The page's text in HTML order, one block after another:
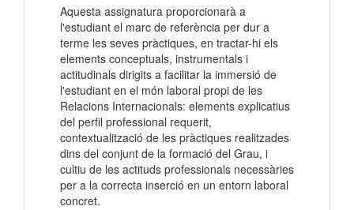
Aquesta assignatura proporcionarà a
l'estudiant el marc de referència per dur a
terme les seves pràctiques, en tractar-hi els
elements conceptuals, instrumentals i
actitudinals dirigits a facilitar la immersió de
l'estudiant en el món laboral propi de les
Relacions Internacionals: elements explicatius
del perfil professional requerit,
contextualització de les pràctiques realitzades
dins del conjunt de la formació del Grau, i
cultiu de les actituds professionals necessàries
per a la correcta inserció en un entorn laboral
concret.